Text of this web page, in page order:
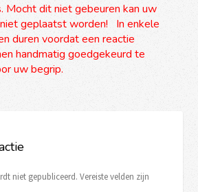
Mocht dit niet gebeuren kan uw
geplaatst worden! In enkele
duren voordat een reactie
handmatig goedgekeurd te
uw begrip.
niet gepubliceerd. Vereiste velden zijn